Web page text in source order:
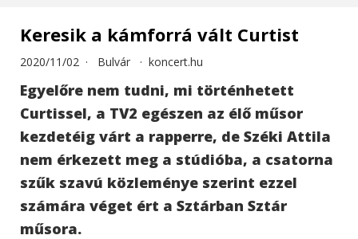
Keresik a kámforrá vált Curtist
2020/11/02 · Bulvár · koncert.hu
Egyelőre nem tudni, mi történhetett
Curtissel, a TV2 egészen az élő műsor
kezdetéig várt a rapperre, de Széki Attila
nem érkezett meg a stúdióba, a csatorna
szűk szavú közleménye szerint ezzel
számára véget ért a Sztárban Sztár
műsora.